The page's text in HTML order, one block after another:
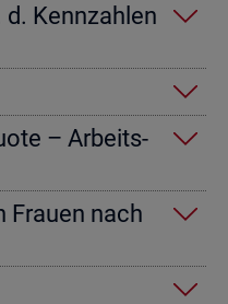
Kenn­zah­len
– Ar­beits­
Frau­en nach